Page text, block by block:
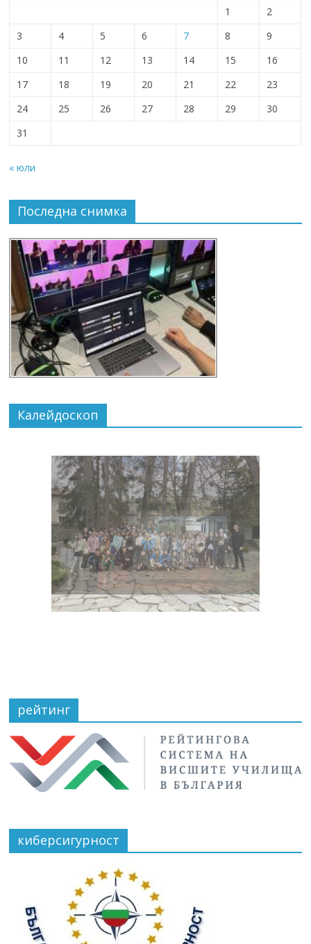
1
2
3
4 5 6 7 8
9
10
11 12 13 14 15
16
17
18 19 20 21 22
23
24
25 26 27 28 29
30
31
« юли
Последна снимка
Калейдоскоп
рейтинг
киберсигурност